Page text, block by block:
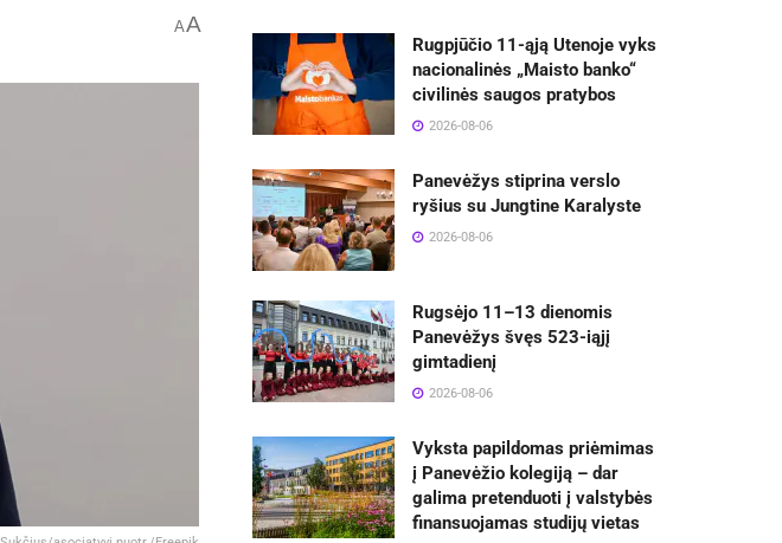
AA
Rugpjūčio 11-ąją Utenoje vyks
nacionalinės „Maisto banko“
civilinės saugos pratybos
2026-08-06
Panevėžys stiprina verslo
ryšius su Jungtine Karalyste
2026-08-06
Rugsėjo 11–13 dienomis
Panevėžys švęs 523-iąjį
gimtadienį
2026-08-06
Vyksta papildomas priėmimas
į Panevėžio kolegiją – dar
galima pretenduoti į valstybės
finansuojamas studijų vietas